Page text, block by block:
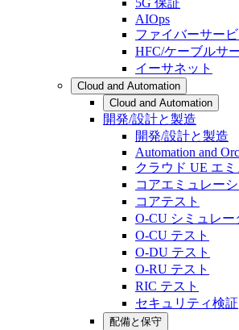
5G 保証
AIOps
ファイバーサー
HFC/ケーブルサ
イーサネット
Cloud and Automation
Cloud and Automation
開発/設計と製造
開発/設計と製造
Automation and
クラウド UE エ
コアエミュレー
コアテスト
O-CU シミュレー
O-CU テスト
O-DU テスト
O-RU テスト
RIC テスト
セキュリティ検証
配備と保守